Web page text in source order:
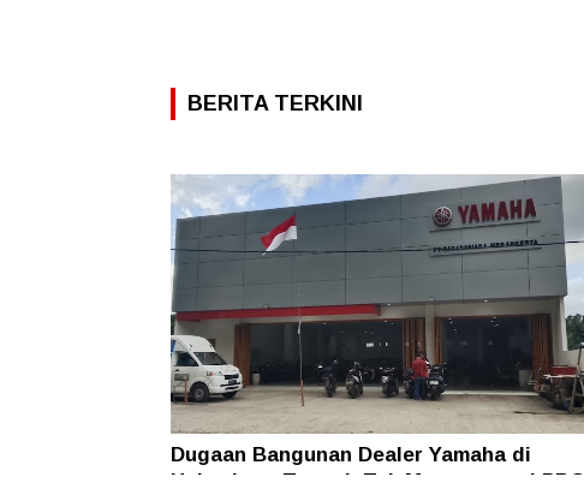
BERITA TERKINI
Dugaan Bangunan Dealer Yamaha di
Halmahera Tengah Tak Mengantongi PBG